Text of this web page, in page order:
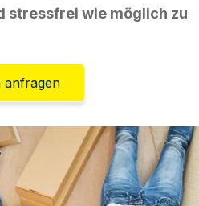
stressfrei wie möglich zu
anfragen